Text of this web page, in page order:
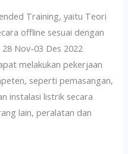
Training, yaitu Teori
offline sesuai dengan
Nov-03 Des 2022
melakukan pekerjaan
seperti pemasangan,
instalasi listrik secara
lain, peralatan dan